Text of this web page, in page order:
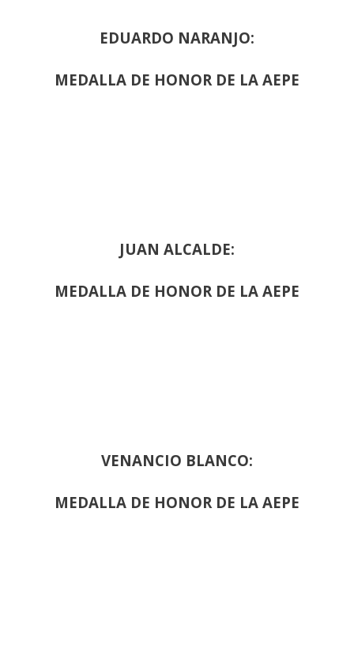
EDUARDO NARANJO:
MEDALLA DE HONOR DE LA AEPE
JUAN ALCALDE:
MEDALLA DE HONOR DE LA AEPE
VENANCIO BLANCO:
MEDALLA DE HONOR DE LA AEPE